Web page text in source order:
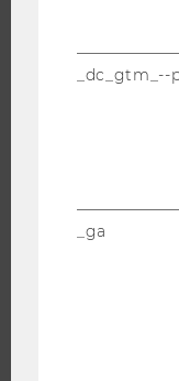
EVENTS ARCHIV
_ga